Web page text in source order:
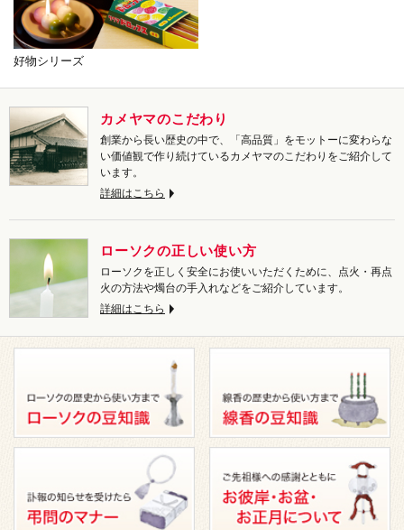
好物シリーズ
カメヤマのこだわり
創業から長い歴史の中で、「高品質」をモットーに変わらな
い価値観で作り続けているカメヤマのこだわりをご紹介して
います。
詳細はこちら
ローソクの正しい使い方
ローソクを正しく安全にお使いいただくために、点火・再点
火の方法や燭台の手入れなどをご紹介しています。
詳細はこちら